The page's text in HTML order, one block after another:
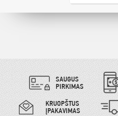
SAUGUS
PIRKIMAS
KRUOPŠTUS
ĮPAKAVIMAS